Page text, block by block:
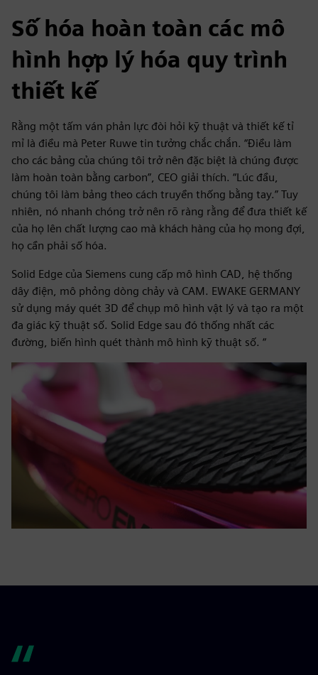
Số hóa hoàn toàn các mô
hình hợp lý hóa quy trình
thiết kế
Rằng một tấm ván phản lực đòi hỏi kỹ thuật và thiết kế tỉ
mỉ là điều mà Peter Ruwe tin tưởng chắc chắn. “Điều làm
cho các bảng của chúng tôi trở nên đặc biệt là chúng được
làm hoàn toàn bằng carbon”, CEO giải thích. “Lúc đầu,
chúng tôi làm bảng theo cách truyền thống bằng tay.” Tuy
nhiên, nó nhanh chóng trở nên rõ ràng rằng để đưa thiết kế
của họ lên chất lượng cao mà khách hàng của họ mong đợi,
họ cần phải số hóa.
Solid Edge của Siemens cung cấp mô hình CAD, hệ thống
dây điện, mô phỏng dòng chảy và CAM. EWAKE GERMANY
sử dụng máy quét 3D để chụp mô hình vật lý và tạo ra một
đa giác kỹ thuật số. Solid Edge sau đó thống nhất các
đường, biến hình quét thành mô hình kỹ thuật số. “